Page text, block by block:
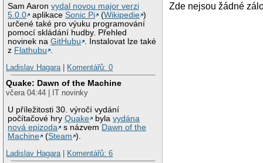
Sam Aaronvydal novou major verzi
5.0.0
aplikaceSonic Pi (Wikipedie )
určené také pro výuku programování
pomocí skládání hudby. Přehled
novinek naGitHubu
. Instalovat lze také
z Flathubu
Ladislav Hagara| Komentářů: 0
Quake: Dawn of the Machine
včera 04:44 | IT novinky
U příležitosti 30. výročí vydání
počítačové hryQuake bylavydána
nová epizoda
s názvem Dawn of the
Machine
(Steam ).
Ladislav Hagara| Komentářů: 6
Zde nejsou žádné